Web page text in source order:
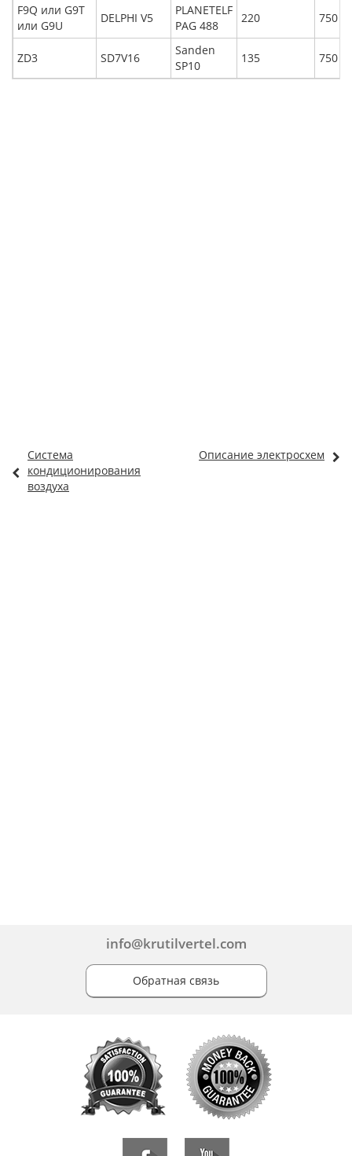
F9Q или G9T
или G9U
DELPHI V5
PLANETELF
PAG 488
220 750 ±
ZD3 SD7V16
Sanden
SP10
135 750 ±
Система
кондиционирования
воздуха
Описание электросхем
info@krutilvertel.com
Обратная связь